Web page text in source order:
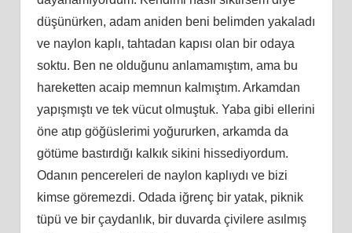
düşünürken, adam aniden beni belimden yakaladı
ve naylon kaplı, tahtadan kapısı olan bir odaya
soktu. Ben ne olduğunu anlamamıştım, ama bu
hareketten acaip memnun kalmıştım. Arkamdan
yapışmıştı ve tek vücut olmuştuk. Yaba gibi ellerini
öne atıp göğüslerimi yoğururken, arkamda da
götüme bastırdığı kalkık sikini hissediyordum.
Odanın pencereleri de naylon kaplıydı ve bizi
kimse göremezdi. Odada iğrenç bir yatak, piknik
tüpü ve bir çaydanlık, bir duvarda çivilere asılmış